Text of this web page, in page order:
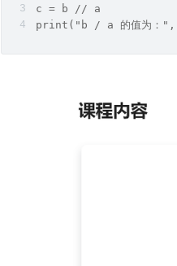
c = b // a
print("b / a 的值为：